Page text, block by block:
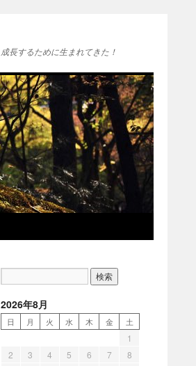
成長するために生まれてきた！
2026年8月
日 月 火 水 木 金 土
1
2
3 4 5 6 7
8